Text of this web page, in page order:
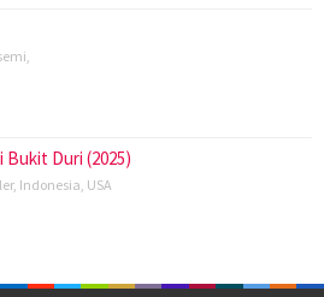
Bukit Duri (2025)
, Indonesia USA